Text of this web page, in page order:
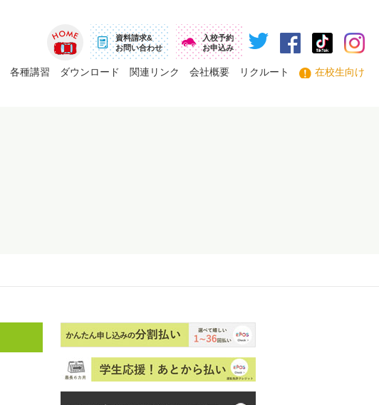
ホーム
資料請求&
お問い合わせ
入校予約
お申込み
各種講習 ダウンロード 関連リンク 会社概要 リクルート 在校生向け